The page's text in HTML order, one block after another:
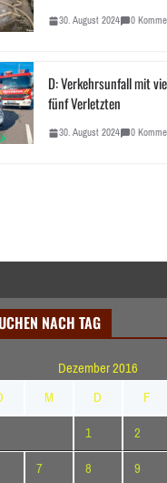
30. August 2024 0
D: Verkehrsunfall mit
fünf Verletzten
30. August 2024 0
NACH TAG
Dezember 2016
M D F
1
2
7 8 9